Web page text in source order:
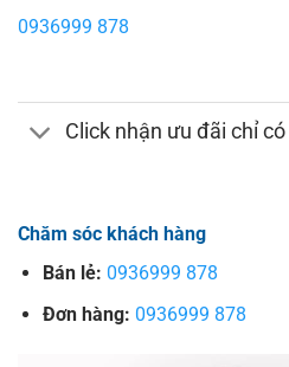
0936999 878
Click nhận ưu đãi chỉ
Chăm sóc khách hàng
Bán lẻ: 0936999 878
Đơn hàng: 0936999 878